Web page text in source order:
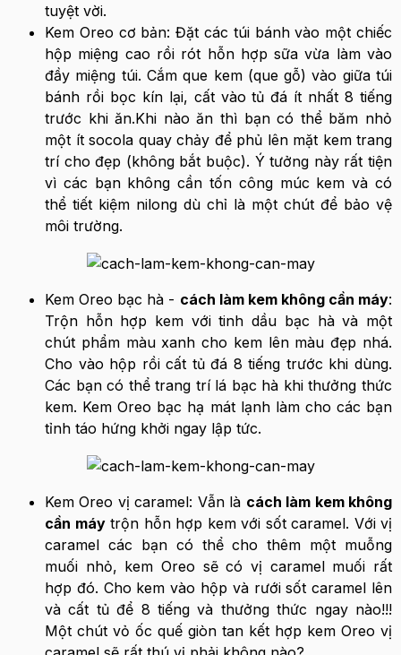
tuyệt vời.
Kem Oreo cơ bản: Đặt các túi bánh vào một chiếc
hộp miệng cao rồi rót hỗn hợp sữa vừa làm vào
đầy miệng túi. Cắm que kem (que gỗ) vào giữa túi
bánh rồi bọc kín lại, cất vào tủ đá ít nhất 8 tiếng
trước khi ăn.Khi nào ăn thì bạn có thể băm nhỏ
một ít socola quay chảy để phủ lên mặt kem trang
trí cho đẹp (không bắt buộc). Ý tưởng này rất tiện
vì các bạn không cần tốn công múc kem và có
thể tiết kiệm nilong dù chỉ là một chút để bảo vệ
môi trường.
Kem Oreo bạc hà - cách làm kem không cần máy:
Trộn hỗn hợp kem với tinh dầu bạc hà và một
chút phẩm màu xanh cho kem lên màu đẹp nhá.
Cho vào hộp rồi cất tủ đá 8 tiếng trước khi dùng.
Các bạn có thể trang trí lá bạc hà khi thưởng thức
kem. Kem Oreo bạc hạ mát lạnh làm cho các bạn
tỉnh táo hứng khởi ngay lập tức.
Kem Oreo vị caramel: Vẫn là cách làm kem không
cần máytrộn hỗn hợp kem với sốt caramel. Với vị
caramel các bạn có thể cho thêm một muỗng
muối nhỏ, kem Oreo sẽ có vị caramel muối rất
hợp đó. Cho kem vào hộp và rưới sốt caramel lên
và cất tủ để 8 tiếng và thưởng thức ngay nào!!!
Một chút vỏ ốc quế giòn tan kết hợp kem Oreo vị